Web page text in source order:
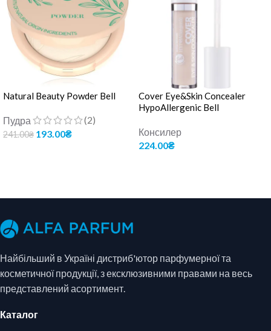
Natural Beauty Powder Bell
Пудра (2)
241.00₴ 193.00₴
Cover Eye&Skin Concealer
HypoAllergenic Bell
Консилер
224.00₴
Найбільший в Україні дистриб'ютор парфумерної та
косметичної продукції, з ексклюзивними правами на весь
представлений асортимент.
Каталог